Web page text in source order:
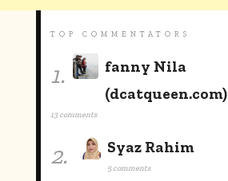
TOP COMMENTATORS
1.
fanny Nila
(dcatqueen.com)
13 comments
2. Syaz Rahim
5 comments